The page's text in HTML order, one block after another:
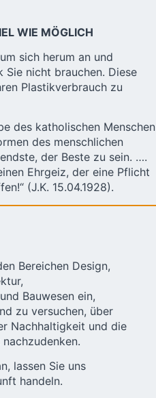
WIE MÖGLICH
sich herum an und
Sie nicht brauchen. Diese
Plastikverbrauch zu
des katholischen Menschen
des menschlichen
der Beste zu sein. ….
Ehrgeiz, der eine Pflicht
(J.K. 15.04.1928).
Bereichen Design,
Bauwesen ein,
zu versuchen, über
Nachhaltigkeit und die
lassen Sie uns
handeln.